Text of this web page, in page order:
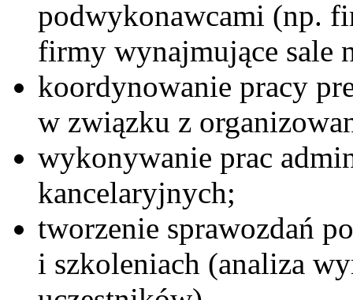
podwykonawcami (np.
firmy wynajmujące sale
koordynowanie pracy
w związku z
wykonywanie prac
kancelaryjnych;
tworzenie sprawozdań
i szkoleniach (analiza